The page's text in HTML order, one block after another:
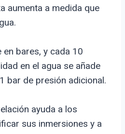
aumenta a medida que
bares, y cada 10
en el agua se añade
bar de presión adicional.
ayuda a los
sus inmersiones y a